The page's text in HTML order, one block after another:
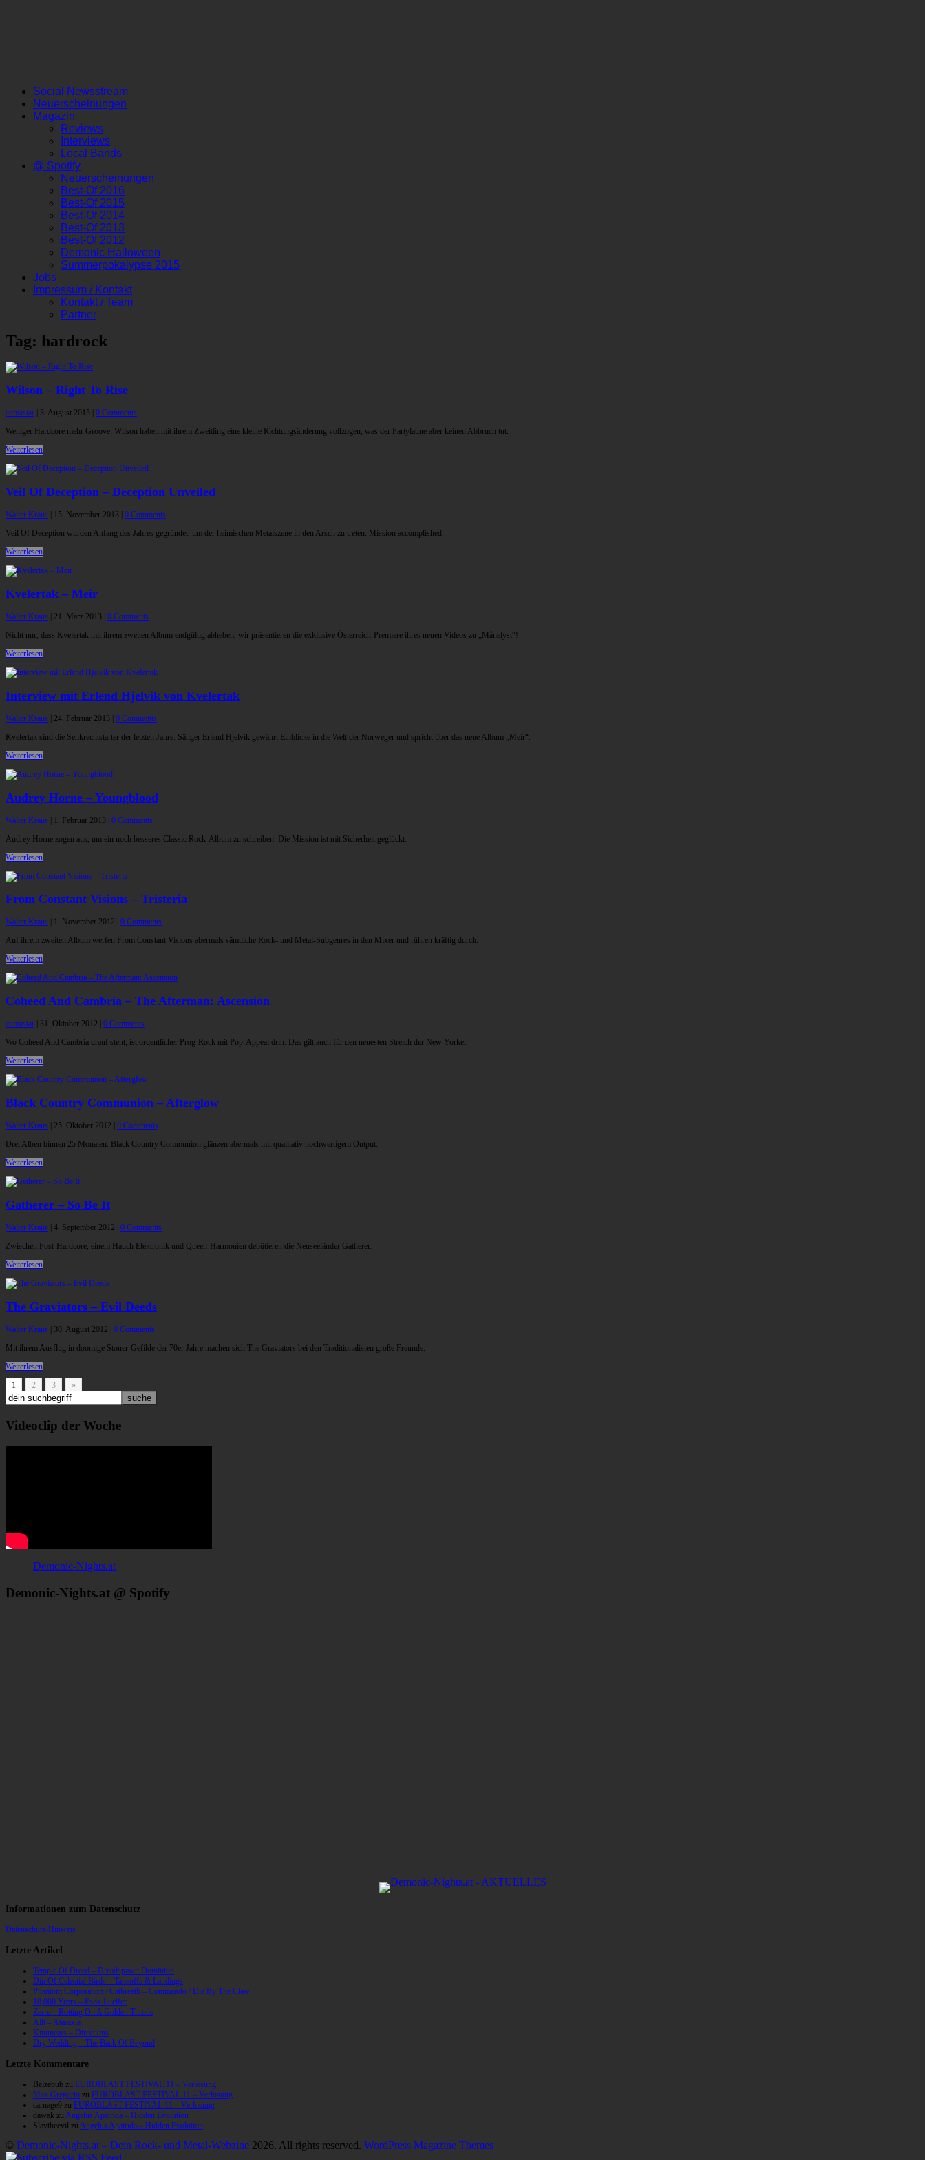
Social Newsstream
Neuerscheinungen
Magazin
Reviews
Interviews
Local Bands
@ Spotify
Neuerscheinungen
Best-Of 2016
Best-Of 2015
Best-Of 2014
Best-Of 2013
Best-Of 2012
Demonic Halloween
Summerpokalypse 2015
Jobs
Impressum / Kontakt
Kontakt / Team
Partner
Tag: hardrock
Wilson – Right To Rise
comastar 3. August 2015
0 Comments
Weniger Hardcore mehr Groove: Wilson haben mit ihrem Zweitling eine kleine Richtungsänderung vollzogen, was der Partylaune aber keinen Abbruch tut.
Weiterlesen
Veil Of Deception – Deception Unveiled
Walter Kraus 15. November 2013
0 Comments
Veil Of Deception wurden Anfang des Jahres gegründet, um der heimischen Metalszene in den Arsch zu treten. Mission accomplished.
Weiterlesen
Kvelertak – Meir
Walter Kraus 21. März 2013
0 Comments
Nicht nur, dass Kvelertak mit ihrem zweiten Album endgültig abheben, wir präsentieren die exklusive Österreich-Premiere ihres neuen Videos zu „Månelyst“!
Weiterlesen
Interview mit Erlend Hjelvik von Kvelertak
Walter Kraus 24. Februar 2013
0 Comments
Kvelertak sind die Senkrechtstarter der letzten Jahre. Sänger Erlend Hjelvik gewährt Einblicke in die Welt der Norweger und spricht über das neue Album „Meir“.
Weiterlesen
Audrey Horne – Youngblood
Walter Kraus 1. Februar 2013
0 Comments
Audrey Horne zogen aus, um ein noch besseres Classic Rock-Album zu schreiben. Die Mission ist mit Sicherheit geglückt.
Weiterlesen
From Constant Visions – Tristeria
Walter Kraus 1. November 2012
0 Comments
Auf ihrem zweiten Album werfen From Constant Visions abermals sämtliche Rock- und Metal-Subgenres in den Mixer und rühren kräftig durch.
Weiterlesen
Coheed And Cambria – The Afterman: Ascension
comastar 31. Oktober 2012
0 Comments
Wo Coheed And Cambria drauf steht, ist ordentlicher Prog-Rock mit Pop-Appeal drin. Das gilt auch für den neuesten Streich der New Yorker.
Weiterlesen
Black Country Communion – Afterglow
Walter Kraus 25. Oktober 2012
0 Comments
Drei Alben binnen 25 Monaten: Black Country Communion glänzen abermals mit qualitativ hochwertigem Output.
Weiterlesen
Gatherer – So Be It
Walter Kraus 4. September 2012
0 Comments
Zwischen Post-Hardcore, einem Hauch Elektronik und Queen-Harmonien debütieren die Neuseeländer Gatherer.
Weiterlesen
The Graviators – Evil Deeds
Walter Kraus 30. August 2012
0 Comments
Mit ihrem Ausflug in doomige Stoner-Gefilde der 70er Jahre machen sich The Graviators bei den Traditionalisten große Freunde.
Weiterlesen
1
2 3 »
Videoclip der Woche
Demonic-Nights.at
Demonic-Nights.at @ Spotify
Informationen zum Datenschutz
Datenschutz-Hinweis
Letzte Artikel
Temple Of Dread – Dreadspawn Dominion
Din Of Celestial Birds – Takeoffs & Landings
Phantom Corporation / Catbreath – Commando / Die By The Claw
10,000 Years – Esox Lucifer
Zerre – Rotting On A Golden Throne
Allt – Ataraxia
Knumears – Directions
Dry Wedding – The Back Of Beyond
Letzte Kommentare
Belzebub zu EUROBLAST FESTIVAL 11 – Verlosung
Max Gregorio zu EUROBLAST FESTIVAL 11 – Verlosung
carnage9 zu EUROBLAST FESTIVAL 11 – Verlosung
dawak zu Angelus Apatrida – Hidden Evolution
Slaytheevil zu Angelus Apatrida – Hidden Evolution
© Demonic-Nights.at – Dein Rock- und Metal-Webzine 2026. All rights reserved. WordPress Magazine Themes